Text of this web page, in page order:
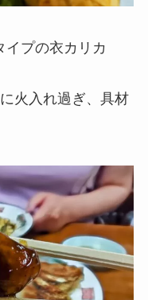
イプの衣カリカ
火入れ過ぎ、具材